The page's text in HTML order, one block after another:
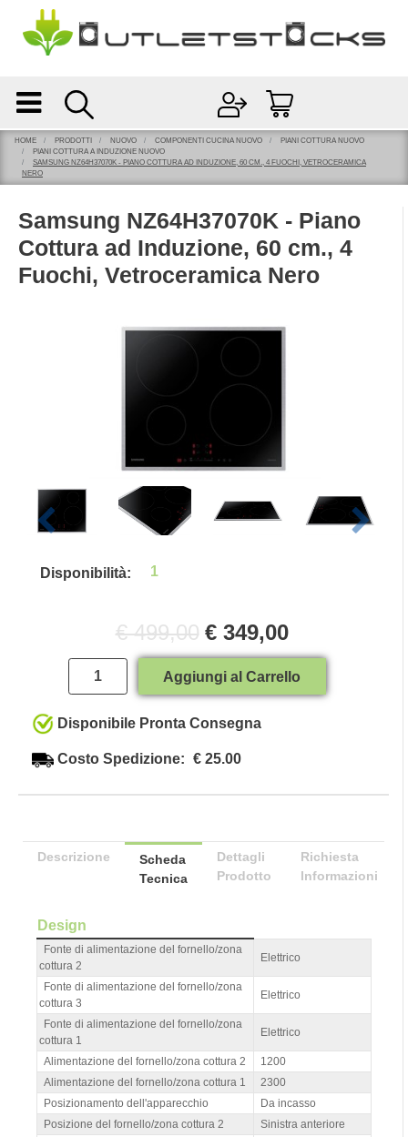
Open menu
HOME PRODOTTI NUOVO COMPONENTI CUCINA NUOVO
PIANI COTTURA NUOVO
PIANI COTTURA A INDUZIONE NUOVO
SAMSUNG NZ64H37070K - PIANO COTTURA AD INDUZIONE, 60 CM., 4 FUOCHI, VETROCERAMICA
NERO
Samsung NZ64H37070K - Piano
Cottura ad Induzione, 60 cm., 4
Fuochi, Vetroceramica Nero
Disponibilità: 1
€ 499,00 € 349,00
Quantità
Aggiungi al Carrello
Disponibile Pronta Consegna
Costo Spedizione: € 25.00
Descrizione
Scheda
Tecnica
Dettagli
Prodotto
Richiesta
Informazioni
Design
Fonte di alimentazione del fornello/zona
cottura 2
Elettrico
Fonte di alimentazione del fornello/zona
cottura 3
Elettrico
Fonte di alimentazione del fornello/zona
cottura 1
Elettrico
Alimentazione del fornello/zona cottura 2
1200
Alimentazione del fornello/zona cottura 1
2300
Posizionamento dell'apparecchio
Da incasso
Posizione del fornello/zona cottura 2
Sinistra anteriore